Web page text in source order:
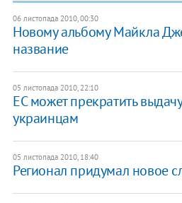
06 листопада 2010, 00:30
Новому альбому Майкла
название
05 листопада 2010, 22:10
ЕС может прекратить
украинцам
05 листопада 2010, 18:40
​Регионал придумал новое